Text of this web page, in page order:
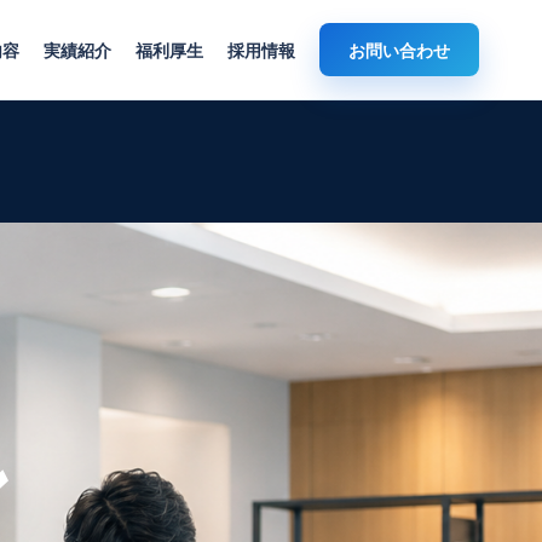
実績紹介 福利厚生 採用情報 お問い合わせ